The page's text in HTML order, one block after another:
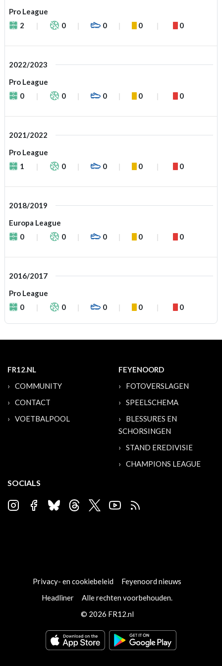
Pro League
2
0 0 0 0
2022/2023
Pro League
0
0 0 0 0
2021/2022
Pro League
1
0 0 0 0
2018/2019
Europa League
0
0 0 0 0
2016/2017
Pro League
0
0 0 0 0
FR12.NL
COMMUNITY
CONTACT
VOETBALPOOL
FEYENOORD
FOTOVERSLAGEN
SPEELSCHEMA
BLESSURES EN
SCHORSINGEN
STAND EREDIVISIE
CHAMPIONS LEAGUE
SOCIALS
Privacy- en cookiebeleid
Feyenoord nieuws
Headliner
Alle rechten voorbehouden.
© 2026 FR12.nl